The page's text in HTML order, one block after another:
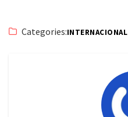
Categories:INTERNACIONAL